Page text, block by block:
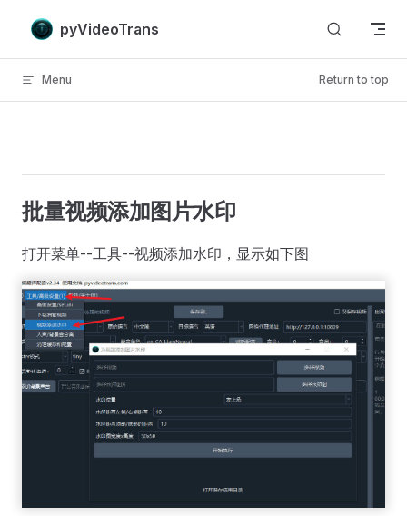
Skip to content
pyVideoTrans
Menu Return to top
批量视频添加图片水印
打开菜单--工具--视频添加水印，显示如下图